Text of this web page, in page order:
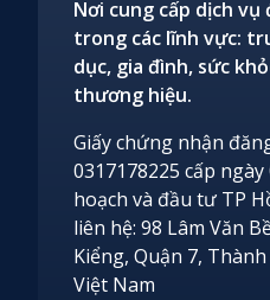
Nơi cung cấp dịch
trong các lĩnh vực:
dục, gia đình, sức
thương hiệu.
Giấy chứng nhận
0317178225 cấp
hoạch và đầu tư TP
liên hệ: 98 Lâm Văn
Kiểng, Quận 7,
Việt Nam